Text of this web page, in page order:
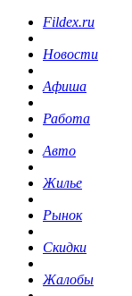
Fildex.ru
Новости
Афиша
Работа
Авто
Жилье
Рынок
Скидки
Жалобы